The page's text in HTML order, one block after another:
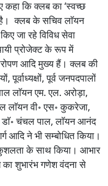
कि क्लब का ‘स्वच्छ
है। क्लब के सचिव लाॅयन
जा रहे विविध सेवा
प्रोजेक्ट के रूप में
आदि मुख्य हैं। क्लब की
पूर्व जनपदपालों
लाॅयन एम. एल. अरोड़ा,
लाॅयन वी॰ एस॰ कुकरेजा,
डाॅ॰ चंचल पाल, लाॅयन आनंद
आदि ने भी सम्बोधित किया।
के साथ किया। आभार
का शुभारंभ गणेश वंदना से